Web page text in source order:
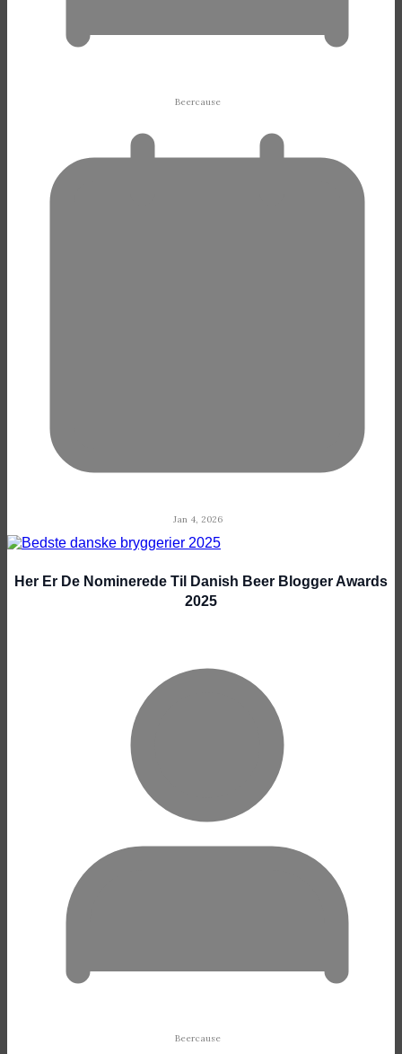
Beercause
Jan 4, 2026
Her Er De Nominerede Til Danish Beer Blogger Awards
2025
Beercause